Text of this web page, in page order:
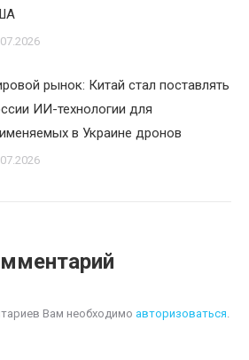
рынок: Китай стал поставлять
ИИ-технологии для
в Украине дронов
Вам необходимо авторизоваться.